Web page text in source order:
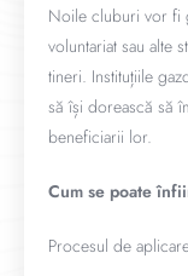
Noile cluburi vor fi
voluntariat sau alte
tineri. Instituțiile
să își dorească să
beneficiarii lor.
Cum se poate
Procesul de